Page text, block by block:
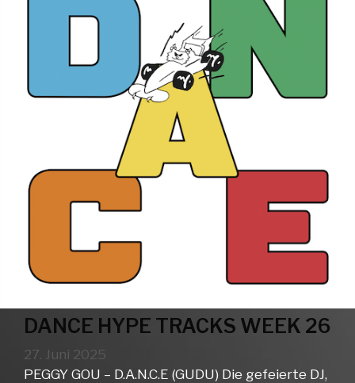
DANCE HYPE TRACKS WEEK 26
27. Juni 2025
PEGGY GOU – D.A.N.C.E (GUDU) Die gefeierte DJ,